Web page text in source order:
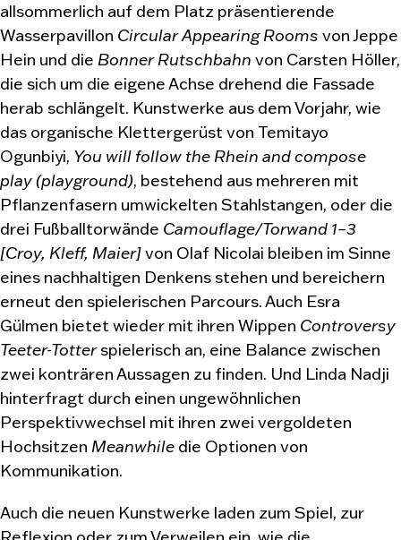
allsommerlich auf dem Platz präsentierende
Wasserpavillon Circular Appearing Rooms von Jeppe
Hein und die Bonner Rutschbahn von Carsten Höller,
die sich um die eigene Achse drehend die Fassade
herab schlängelt. Kunstwerke aus dem Vorjahr, wie
das organische Klettergerüst von Temitayo
Ogunbiyi, You will follow the Rhein and compose
play (playground), bestehend aus mehreren mit
Pflanzenfasern umwickelten Stahlstangen, oder die
drei Fußballtorwände Camouflage/Torwand 1–3
[Croy, Kleff, Maier]von Olaf Nicolai bleiben im Sinne
eines nachhaltigen Denkens stehen und bereichern
erneut den spielerischen Parcours. Auch Esra
Gülmen bietet wieder mit ihren Wippen Controversy
Teeter-Totterspielerisch an, eine Balance zwischen
zwei konträren Aussagen zu finden. Und Linda Nadji
hinterfragt durch einen ungewöhnlichen
Perspektivwechsel mit ihren zwei vergoldeten
Hochsitzen Meanwhile die Optionen von
Kommunikation.
Auch die neuen Kunstwerke laden zum Spiel, zur